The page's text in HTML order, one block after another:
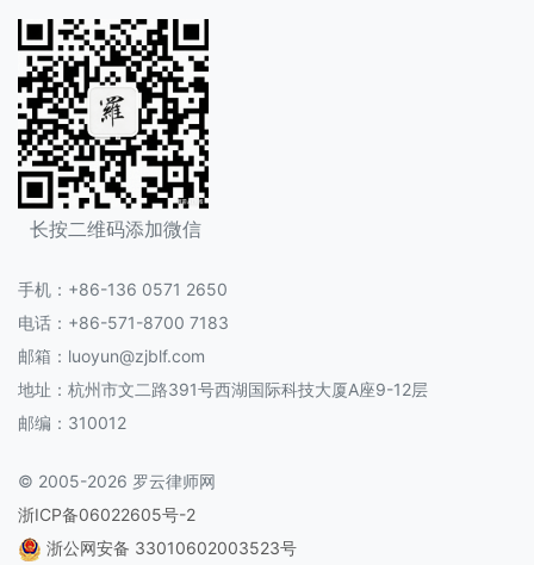
长按二维码添加微信
手机：+86-136 0571 2650
电话：+86-571-8700 7183
邮箱：luoyun@zjblf.com
地址：杭州市文二路391号西湖国际科技大厦A座9-12层
邮编：310012
© 2005-2026 罗云律师网
浙ICP备06022605号-2
浙公网安备 33010602003523号